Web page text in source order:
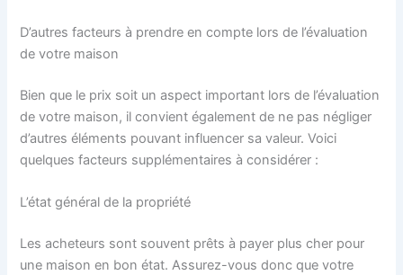
D’autres facteurs à prendre en compte lors de l’évaluation
de votre maison
Bien que le prix soit un aspect important lors de l’évaluation
de votre maison, il convient également de ne pas négliger
d’autres éléments pouvant influencer sa valeur. Voici
quelques facteurs supplémentaires à considérer :
L’état général de la propriété
Les acheteurs sont souvent prêts à payer plus cher pour
une maison en bon état. Assurez-vous donc que votre